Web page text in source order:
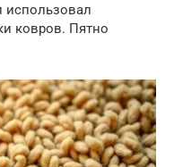
использовал
ковров. Пятно